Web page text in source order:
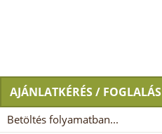
AJÁNLATKÉRÉS / FOGLALÁS
Betöltés folyamatban...